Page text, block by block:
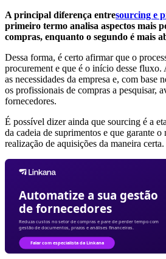
A principal diferença entresourcing e
primeiro termo analisa aspectos mais
compras, enquanto o segundo é mais
Dessa forma, é certo afirmar que o
procurement e que é o início desse
as necessidades da empresa e, com base
os profissionais de compras a pesquisar,
fornecedores.
É possível dizer ainda que sourcing é a
da cadeia de suprimentos e que garante o
realização de aquisições da maneira certa.